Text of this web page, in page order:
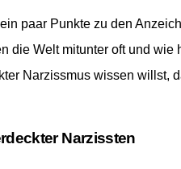
paar Punkte zu den
die Welt mitunter oft und
Narzissmus wissen willst,
Narzissten